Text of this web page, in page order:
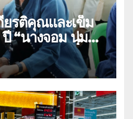
รติคุณและเข็ม
ง อำเภอเมือง